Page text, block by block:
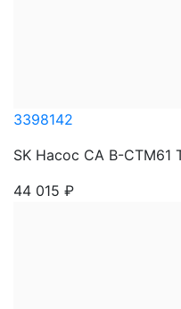
3398142
SK Насос CA B-CTM61
44 015 ₽